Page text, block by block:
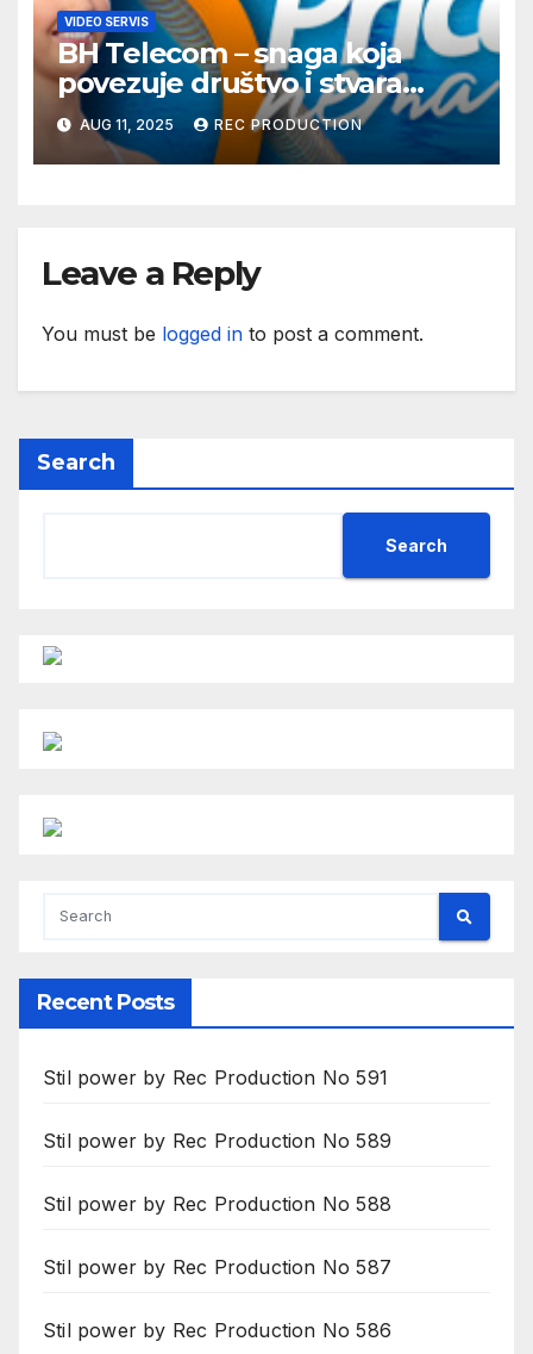
VIDEO SERVIS
BH Telecom – snaga koja
povezuje društvo i stvara
dobre priče
AUG 11, 2025 REC PRODUCTION
Leave a Reply
You must be logged in to post a comment.
Search
Search
Recent Posts
Stil power by Rec Production No 591
Stil power by Rec Production No 589
Stil power by Rec Production No 588
Stil power by Rec Production No 587
Stil power by Rec Production No 586